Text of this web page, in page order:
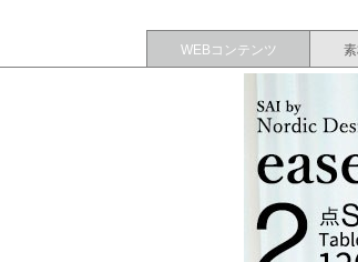
WEBコンテンツ